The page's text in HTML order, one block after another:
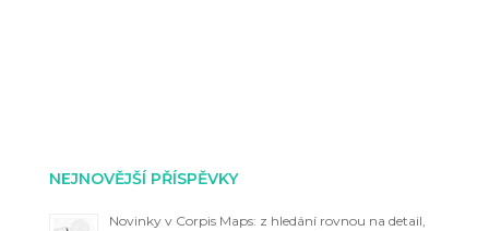
NEJNOVĚJŠÍ PŘÍSPĚVKY
Novinky v Corpis Maps: z hledání rovnou na detail,